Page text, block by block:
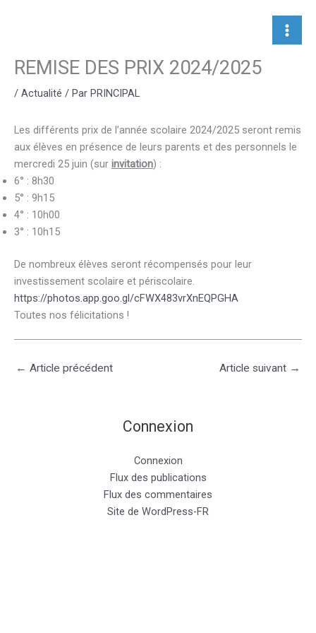
REMISE DES PRIX 2024/2025
/ Actualité / Par PRINCIPAL
Les différents prix de l’année scolaire 2024/2025 seront remis
aux élèves en présence de leurs parents et des personnels le
mercredi 25 juin (sur invitation) :
6° : 8h30
5° : 9h15
4° : 10h00
3° : 10h15
De nombreux élèves seront récompensés pour leur
investissement scolaire et périscolaire.
https://photos.app.goo.gl/cFWX483vrXnEQPGHA
Toutes nos félicitations !
← Article précédent Article suivant →
Connexion
Connexion
Flux des publications
Flux des commentaires
Site de WordPress-FR